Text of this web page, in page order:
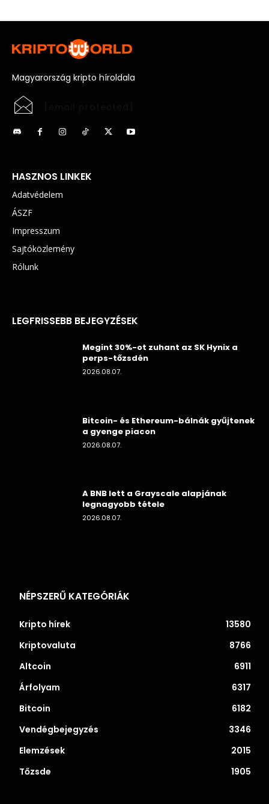
Magyarország kripto híroldala
HASZNOS LINKEK
Adatvédelem
ÁSZF
Impresszum
Sajtóközlemény
Rólunk
LEGFRISSEBB BEJEGYZÉSEK
Megint 30%-ot zuhant az SK Hynix a
perps-tőzsdén
2026.08.07.
Bitcoin- és Ethereum-bálnák gyűjtenek
a gyenge piacon
2026.08.07.
A BNB lett a Grayscale alapjának
legnagyobb tétele
2026.08.07.
NÉPSZERŰ KATEGÓRIÁK
Kripto hírek
13580
Kriptovaluta
8766
Altcoin
6911
Árfolyam
6317
Bitcoin
6182
Vendégbejegyzés
3346
Elemzések
2015
Tőzsde
1905